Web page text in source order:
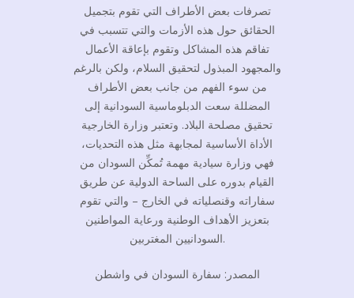
تصرفات بعض الأطراف التي تقوم بتجميل
الحقائق حول هذه الأزمات والتي تتسبب في
تفاقم هذه المشاكل وتقوم بإعاقة الأعمال
والمجهود المبذول لتحقيق السلام، ولكن بالرغم
من سوء الفهم من جانب بعض الأطراف
المضللة سعت الدبلوماسية السودانية إلى
تحقيق مصلحة البلاد. وتعتبر وزارة الخارجية
الأداة الأساسية لمجابهة مثل هذه التحديات،
فهي وزارة سيادية مهمة تُمكِّن السودان من
القيام بدوره على الساحة الدولية عن طريق
سفاراته وقنصلياته في الخارج – والتي تقوم
بتعزيز الأهداف الوطنية ورعاية المواطنين
السودانيين المغتربين.
المصدر: سفارة السودان في واشطن